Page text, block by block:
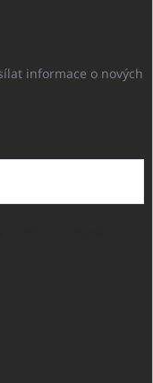
informace o nových